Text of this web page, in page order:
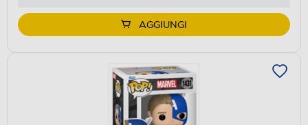
AGGIUNGI